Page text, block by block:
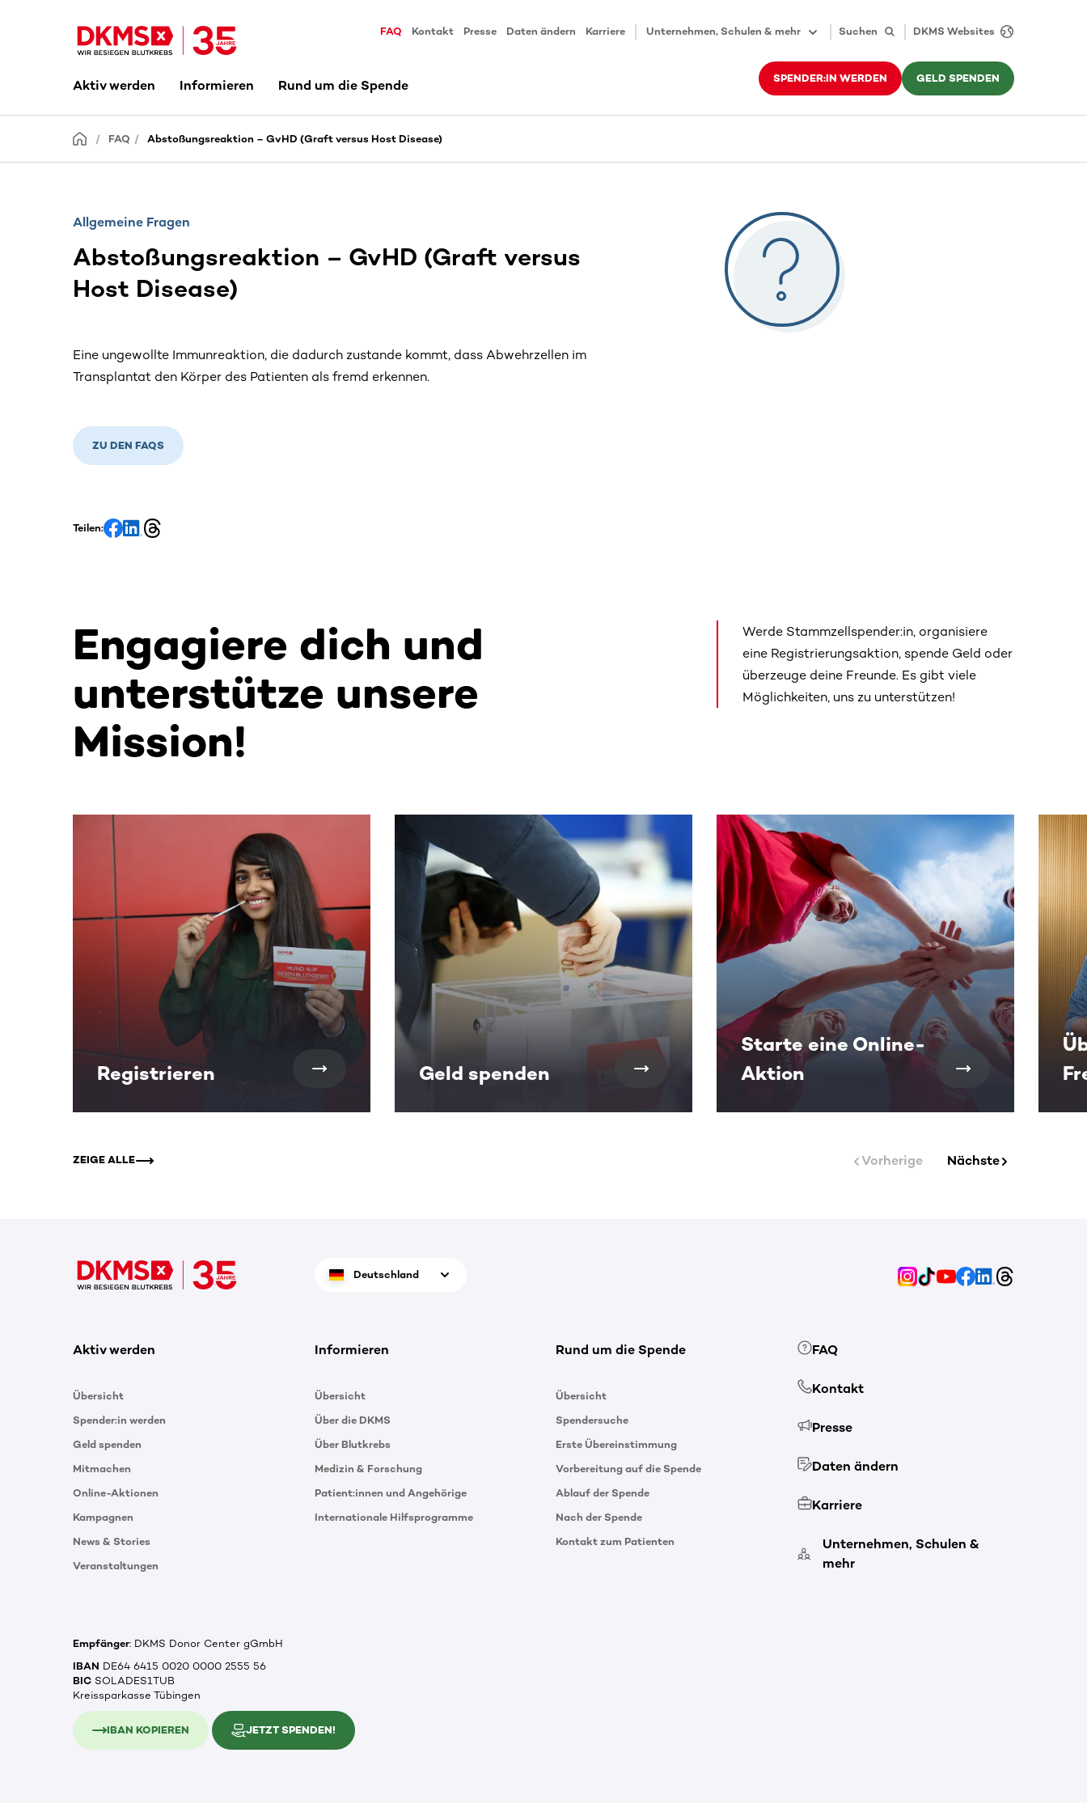
FAQ Kontakt Presse Daten ändern Karriere Unternehmen, Schulen & mehr Suchen DKMS Websites
Aktiv werden Informieren Rund um die Spende SPENDER:IN WERDEN GELD SPENDEN
FAQ Abstoßungsreaktion – GvHD (Graft versus Host Disease)
Allgemeine Fragen
Abstoßungsreaktion – GvHD (Graft versus
Host Disease)
Eine ungewollte Immunreaktion, die dadurch zustande kommt, dass Abwehrzellen im
Transplantat den Körper des Patienten als fremd erkennen.
ZU DEN FAQS
Teilen:
Engagiere dich und
unterstütze unsere
Mission!
Werde Stammzellspender:in, organisiere
eine Registrierungsaktion, spende Geld oder
überzeuge deine Freunde. Es gibt viele
Möglichkeiten, uns zu unterstützen!
Dieser Bereich enthält horizontal scrollbare Inhalte. Nutze die Tab-Taste oder wische, um weitere Inhalte zu sehen.
Registrieren Geld spenden
Starte eine Online-
Aktion
ZEIGE ALLE Vorherige Nächste
Deutschland
Aktiv werden
Übersicht
Spender:in werden
Geld spenden
Mitmachen
Online-Aktionen
Kampagnen
News & Stories
Veranstaltungen
Informieren
Übersicht
Über die DKMS
Über Blutkrebs
Medizin & Forschung
Patient:innen und Angehörige
Internationale Hilfsprogramme
Rund um die Spende
Übersicht
Spendersuche
Erste Übereinstimmung
Vorbereitung auf die Spende
Ablauf der Spende
Nach der Spende
Kontakt zum Patienten
FAQ
Kontakt
Presse
Daten ändern
Karriere
Unternehmen, Schulen &
mehr
Empfänger: DKMS Donor Center gGmbH
IBAN DE64 6415 0020 0000 2555 56
BIC SOLADES1TUB
Kreissparkasse Tübingen
IBAN KOPIEREN JETZT SPENDEN!